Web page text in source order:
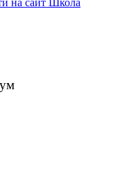
на сайт Школа